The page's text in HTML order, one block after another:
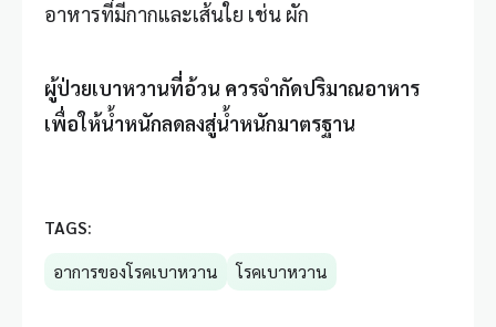
อาหารที่มีกากและเส้นใย เช่น ผัก
ผู้ป่วยเบาหวานที่อ้วน ควรจำกัดปริมาณอาหาร
เพื่อให้น้ำหนักลดลงสู่น้ำหนักมาตรฐาน
TAGS:
อาการของโรคเบาหวาน
โรคเบาหวาน